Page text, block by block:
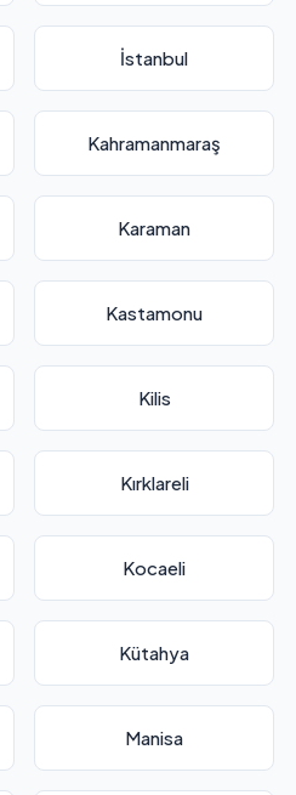
İstanbul
Kahramanmaraş
Karaman
Kastamonu
Kilis
Kırklareli
Kocaeli
Kütahya
Manisa